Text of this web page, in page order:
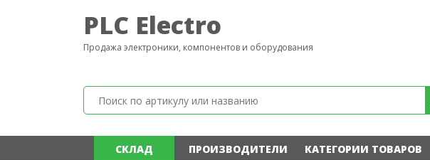
PLC Electro
Продажа электроники, компонентов и оборудования
СКЛАД ПРОИЗВОДИТЕЛИ КАТЕГОРИИ ТОВАРОВ